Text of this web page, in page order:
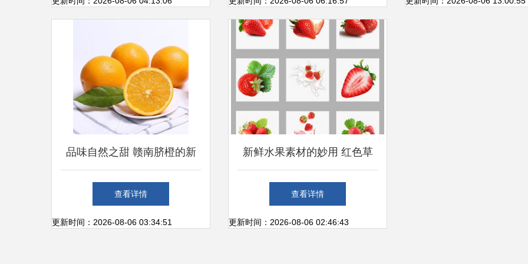
品味自然之甜 赣南脐橙的新
鲜体验
查看详情
更新时间：2026-08-06 03:34:51
新鲜水果素材的妙用 红色草
莓与生活图像资源
查看详情
更新时间：2026-08-06 02:46:43